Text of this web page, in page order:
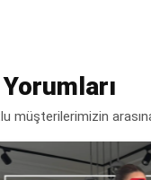
müşterilerimizin